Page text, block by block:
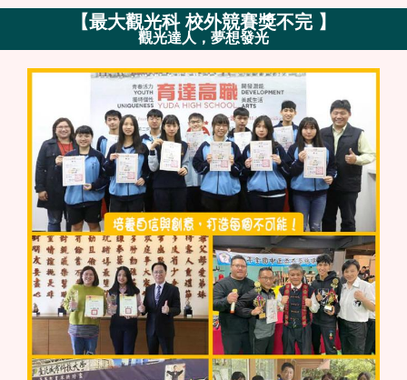
【最大觀光科 校外競賽獎不完 】
觀光達人，夢想發光